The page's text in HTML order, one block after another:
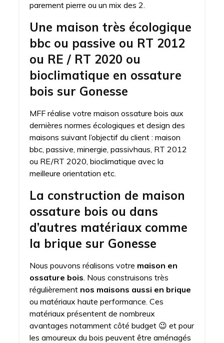
parement pierre ou un mix des 2.
Une maison très écologique
bbc ou passive ou RT 2012
ou RE / RT 2020 ou
bioclimatique en ossature
bois sur Gonesse
MFF réalise votre maison ossature bois aux
dernières normes écologiques et design des
maisons suivant l’objectif du client : maison
bbc, passive, minergie, passivhaus, RT 2012
ou RE/RT 2020, bioclimatique avec la
meilleure orientation etc.
La construction de maison
ossature bois ou dans
d’autres matériaux comme
la brique sur Gonesse
Nous pouvons réalisons votre maison en
ossature bois. Nous construisons très
régulièrement nos maisons aussi en brique
ou matériaux haute performance. Ces
matériaux présentent de nombreux
avantages notamment côté budget 😉 et pour
les amoureux du bois peuvent être aménagés